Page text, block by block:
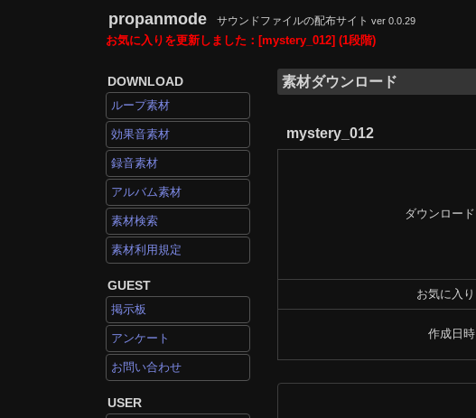
propanmode サウンドファイルの配布サイト ver 0.0.29
お気に入りを更新しました：[mystery_012] (1段階)
DOWNLOAD
ループ素材
効果音素材
録音素材
アルバム素材
素材検索
素材利用規定
GUEST
掲示板
アンケート
お問い合わせ
USER
素材ダウンロード
mystery_012
ダウンロード
お気に入り
作成日時